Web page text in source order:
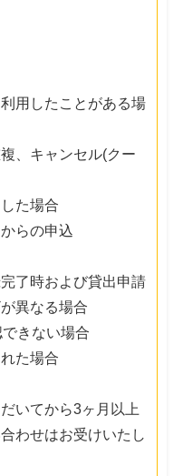
用したことがある場
、キャンセル(クー
た場合
らの申込
了時および貸出申請
異なる場合
きない場合
た場合
いてから3ヶ月以上
わせはお受けいたし